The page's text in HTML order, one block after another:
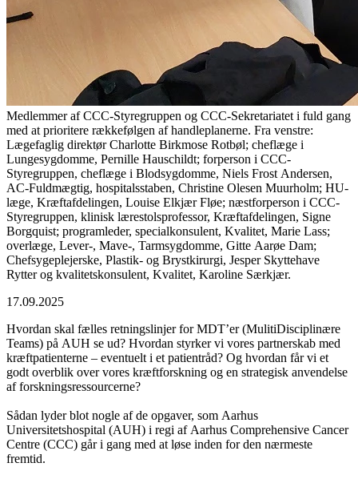
Medlemmer af CCC-Styregruppen og CCC-Sekretariatet i fuld gang
med at prioritere rækkefølgen af handleplanerne. Fra venstre:
Lægefaglig direktør Charlotte Birkmose Rotbøl; cheflæge i
Lungesygdomme, Pernille Hauschildt; forperson i CCC-
Styregruppen, cheflæge i Blodsygdomme, Niels Frost Andersen,
AC-Fuldmægtig, hospitalsstaben, Christine Olesen Muurholm; HU-
læge, Kræftafdelingen, Louise Elkjær Fløe; næstforperson i CCC-
Styregruppen, klinisk lærestolsprofessor, Kræftafdelingen, Signe
Borgquist; programleder, specialkonsulent, Kvalitet, Marie Lass;
overlæge, Lever-, Mave-, Tarmsygdomme, Gitte Aarøe Dam;
Chefsygeplejerske, Plastik- og Brystkirurgi, Jesper Skyttehave
Rytter og kvalitetskonsulent, Kvalitet, Karoline Særkjær.
17.09.2025
Hvordan skal fælles retningslinjer for MDT’er (MulitiDisciplinære
Teams) på AUH se ud? Hvordan styrker vi vores partnerskab med
kræftpatienterne – eventuelt i et patientråd? Og hvordan får vi et
godt overblik over vores kræftforskning og en strategisk anvendelse
af forskningsressourcerne?
Sådan lyder blot nogle af de opgaver, som Aarhus
Universitetshospital (AUH) i regi af Aarhus Comprehensive Cancer
Centre (CCC) går i gang med at løse inden for den nærmeste
fremtid.